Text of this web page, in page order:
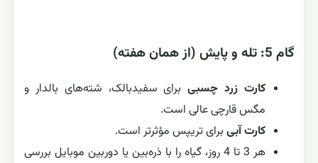
گام 5: تله و پایش (از همان هفته)
کارت زرد چسبیبرای سفیدبالک، شته‌های بالدار و
مگس قارچی عالی است.
کارت آبیبرای تریپس مؤثرتر است.
هر 3 تا 4 روز، گیاه را با ذره‌بین یا دوربین موبایل بررسی